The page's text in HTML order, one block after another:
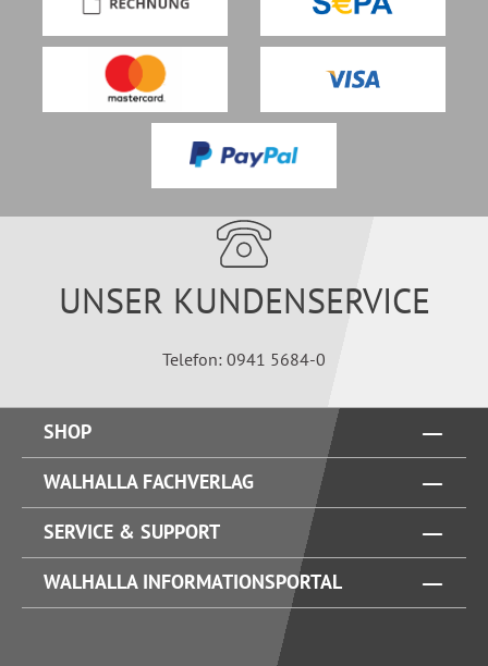
UNSER KUNDENSERVICE
Telefon: 0941 5684-0
SHOP
WALHALLA FACHVERLAG
SERVICE & SUPPORT
WALHALLA INFORMATIONSPORTAL